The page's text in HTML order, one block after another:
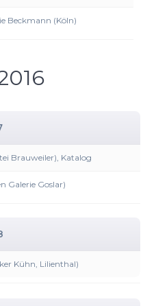
Beckmann (Köln)
Brauweiler), Katalog
Galerie Goslar)
Kühn, Lilienthal)